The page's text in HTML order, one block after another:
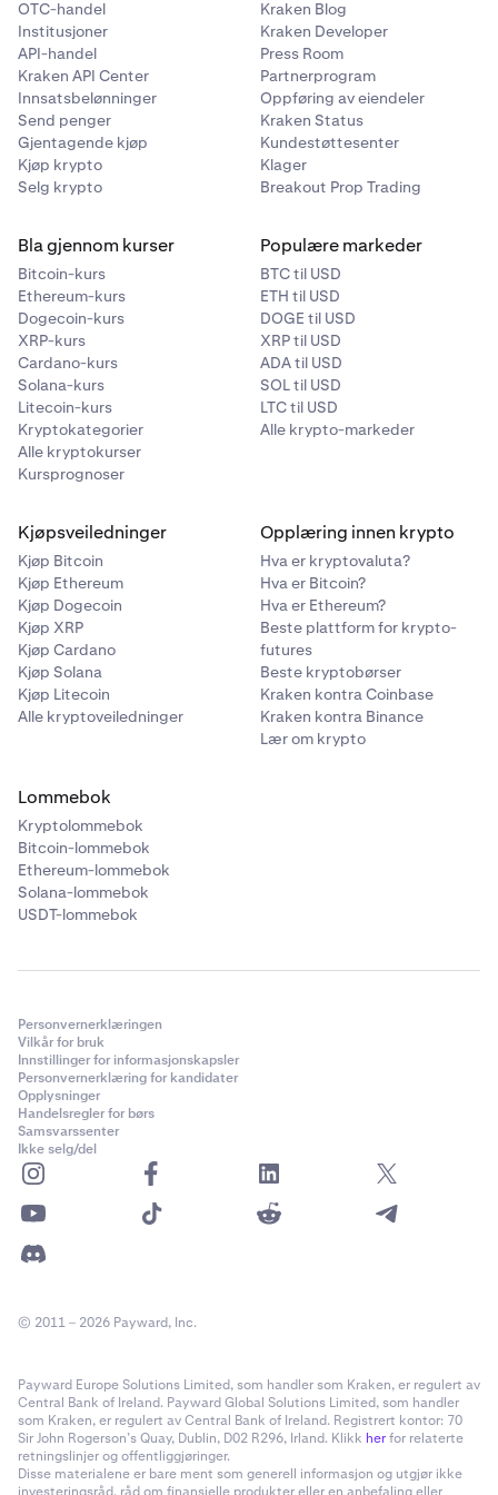
Utbetalinger
Utbetaling godkjent og midler overført til Kraken
Wallet
Utbetaling avvist (inkluderer årsak)
Verifisering og avtaler
til finansiert konto
Påminnelse om å sjekke e-posten din og signere
Funded Trader Agreement
en ordreutføring eller annen viktig hendelse – uansett
hvilken konto det gjelder. Systemet unngår duplikater –
gjelder et volatilitetsvarsel flere kontoer, ser du det bare
én gang.
OTC-handel
Institusjoner
API-handel
Kraken API Center
Innsatsbelønninger
Send penger
Gjentagende kjøp
Kjøp krypto
Selg krypto
Kraken Blog
Kraken Developer
Press Room
Partnerprogram
Oppføring av eiendeler
Kraken Status
Kundestøttesenter
Klager
Breakout Prop Trading
Bla gjennom kurser
Bitcoin-kurs
Ethereum-kurs
Dogecoin-kurs
XRP-kurs
Cardano-kurs
Solana-kurs
Litecoin-kurs
Kryptokategorier
Alle kryptokurser
Kursprognoser
Populære markeder
BTC til USD
ETH til USD
DOGE til USD
XRP til USD
ADA til USD
SOL til USD
LTC til USD
Alle krypto-markeder
Kjøpsveiledninger
Kjøp Bitcoin
Kjøp Ethereum
Kjøp Dogecoin
Kjøp XRP
Kjøp Cardano
Kjøp Solana
Kjøp Litecoin
Alle kryptoveiledninger
Opplæring innen krypto
Hva er kryptovaluta?
Hva er Bitcoin?
Hva er Ethereum?
Beste plattform for krypto-
futures
Beste kryptobørser
Kraken kontra Coinbase
Kraken kontra Binance
Lær om krypto
Lommebok
Kryptolommebok
Bitcoin-lommebok
Ethereum-lommebok
Solana-lommebok
USDT-lommebok
Personvernerklæringen
Vilkår for bruk
Innstillinger for informasjonskapsler
Personvernerklæring for kandidater
Opplysninger
Handelsregler for børs
Samsvarssenter
Ikke selg/del
© 2011 – 2026 Payward, Inc.
Payward Europe Solutions Limited, som handler som Kraken, er regulert av
Central Bank of Ireland. Payward Global Solutions Limited, som handler
som Kraken, er regulert av Central Bank of Ireland. Registrert kontor: 70
Sir John Rogerson’s Quay, Dublin, D02 R296, Irland. Klikk herfor relaterte
retningslinjer og offentliggjøringer.
Disse materialene er bare ment som generell informasjon og utgjør ikke